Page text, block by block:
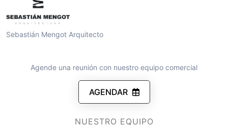
Sebastián Mengot Arquitecto
Agende una reunión con nuestro equipo comercial
AGENDAR
NUESTRO EQUIPO